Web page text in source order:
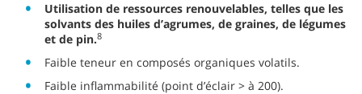
Utilisation de ressources renouvelables, telles que les
solvants des huiles d’agrumes, de graines, de légumes
et de pin.8
Faible teneur en composés organiques volatils.
Faible inflammabilité (point d’éclair > à 200).